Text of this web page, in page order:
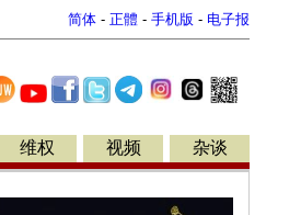
简体 - 正體 - 手机版 - 电子报
维权 视频 杂谈